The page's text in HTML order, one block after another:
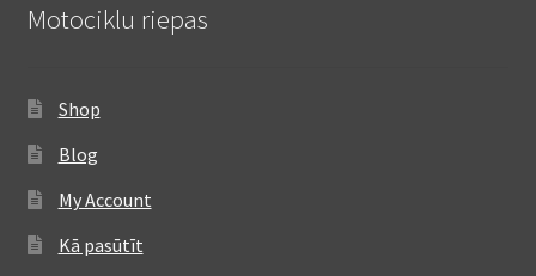
Motociklu riepas
Shop
Blog
My Account
Kā pasūtīt